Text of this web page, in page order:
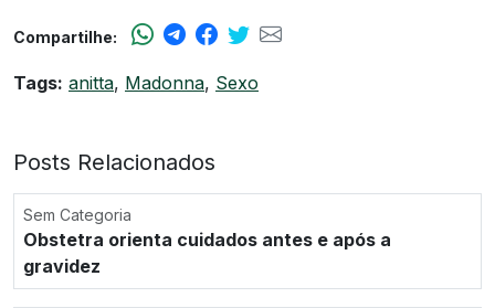
Compartilhe:
Tags: anitta, Madonna, Sexo
Posts Relacionados
Sem Categoria
Obstetra orienta cuidados antes e após a
gravidez